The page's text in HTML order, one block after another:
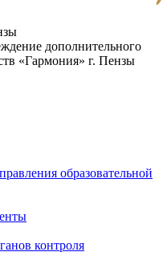
дополнительного
«Гармония» г. Пензы
образовательной
контроля